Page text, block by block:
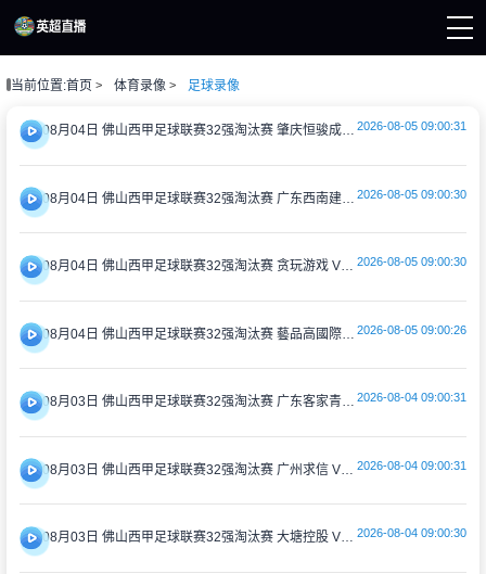
播
播
讯
像
当前位置:首页 体育录像 足球录像
08月04日 佛山西甲足球联赛32强淘汰赛 肇庆恒骏成 VS 三七互娱 全场录像 2026-08-05 09:00:31
2026-08-05 09:00:30
08月04日 佛山西甲足球联赛32强淘汰赛 贪玩游戏 VS 美的薪火 全场录像 2026-08-05 09:00:30
2026-08-05 09:00:26
08月03日 佛山西甲足球联赛32强淘汰赛 广东客家青年 VS 广州英华思力U17 全场录像 2026-08-04 09:00:31
2026-08-04 09:00:31
08月03日 佛山西甲足球联赛32强淘汰赛 大塘控股 VS 茂名市点都得 全场录像 2026-08-04 09:00:30